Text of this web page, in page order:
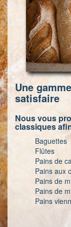
Une
satisfaire
Nous vous
classiques
Baguettes
Flûtes
Pains de
Pains aux
Pains de
Pains de
Pains